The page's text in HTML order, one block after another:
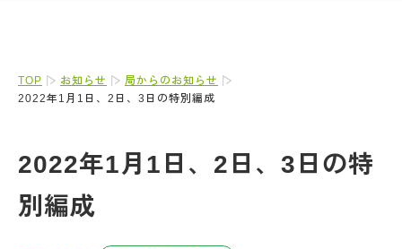
TOP お知らせ
局からのお知らせ
2022年1月1日、2日、3日の特別編成
2022年1月1日、2日、3日の特
別編成